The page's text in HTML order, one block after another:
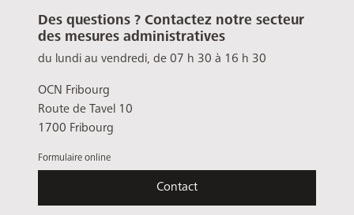
Des questions ? Contactez notre secteur
des mesures administratives
du lundi au vendredi, de 07 h 30 à 16 h 30
OCN Fribourg
Route de Tavel 10
1700 Fribourg
Formulaire online
Contact